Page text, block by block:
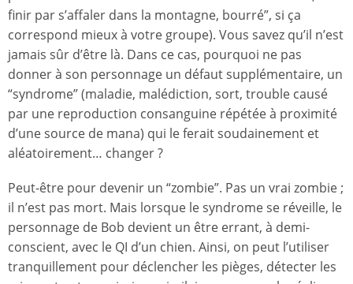
finir par s’affaler dans la montagne, bourré”, si ça
correspond mieux à votre groupe). Vous savez qu’il n’est
jamais sûr d’être là. Dans ce cas, pourquoi ne pas
donner à son personnage un défaut supplémentaire, un
“syndrome” (maladie, malédiction, sort, trouble causé
par une reproduction consanguine répétée à proximité
d’une source de mana) qui le ferait soudainement et
aléatoirement… changer ?
Peut-être pour devenir un “zombie”. Pas un vrai zombie ;
il n’est pas mort. Mais lorsque le syndrome se réveille, le
personnage de Bob devient un être errant, à demi-
conscient, avec le QI d’un chien. Ainsi, on peut l’utiliser
tranquillement pour déclencher les pièges, détecter les